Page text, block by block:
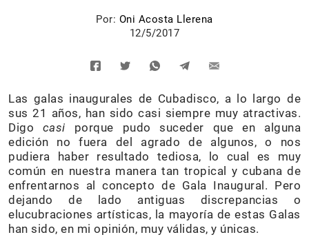
Por: Oni Acosta Llerena
12/5/2017
Las galas inaugurales de Cubadisco, a lo largo de
sus 21 años, han sido casi siempre muy atractivas.
Digo casi porque pudo suceder que en alguna
edición no fuera del agrado de algunos, o nos
pudiera haber resultado tediosa, lo cual es muy
común en nuestra manera tan tropical y cubana de
enfrentarnos al concepto de Gala Inaugural. Pero
dejando de lado antiguas discrepancias o
elucubraciones artísticas, la mayoría de estas Galas
han sido, en mi opinión, muy válidas, y únicas.